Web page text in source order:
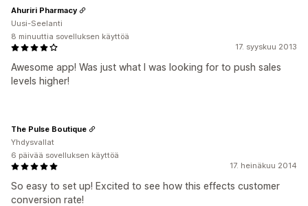
17. syyskuu 2013
Awesome app! Was just what I was looking for to push sales
levels higher!
Ahuriri Pharmacy
Uusi-Seelanti
8 minuuttia sovelluksen käyttöä
17. heinäkuu 2014
So easy to set up! Excited to see how this effects customer
conversion rate!
The Pulse Boutique
Yhdysvallat
6 päivää sovelluksen käyttöä